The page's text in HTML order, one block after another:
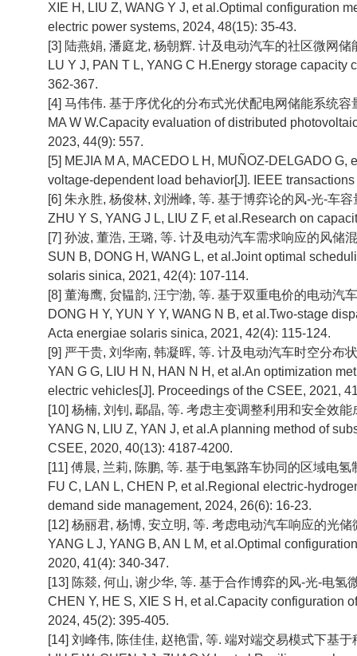
XIE H, LIU Z, WANG Y J, et al.Optimal configuration
electric power systems, 2024, 48(15): 35-43.
[3] 陆燕娟, 潘庭龙, 杨朝辉. 计及电动汽车的社区微网
LU Y J, PAN T L, YANG C H.Energy storage
362-367.
[4] 马伟伟. 基于序优化的分布式光伏配电网储能系统
MA W W.Capacity evaluation of distributed
2023, 44(9): 557.
[5] MEJIA M A, MACEDO L H, MUÑOZ-DELGADO
voltage-dependent load behavior[J]. IEEE
[6] 朱永胜, 杨俊林, 刘洲峰, 等. 基于博弈论的风-光-车
ZHU Y S, YANG J L, LIU Z F, et al.Research on
[7] 孙波, 董浩, 王璐, 等. 计及电动汽车需求响应的风储
SUN B, DONG H, WANG L, et al.Joint optimal
solaris sinica, 2021, 42(4): 107-114.
[8] 董海鹰, 贠韫韵, 汪宁渤, 等. 基于双重电价的电动汽
DONG H Y, YUN Y Y, WANG N B, et al.Two-stage
Acta energiae solaris sinica, 2021, 42(4): 115-124.
[9] 严干贵, 刘华南, 韩凝晖, 等. 计及电动汽车时空分布
YAN G G, LIU H N, HAN N H, et al.An optimization
electric vehicles[J]. Proceedings of the CSEE, 2021,
[10] 杨楠, 刘钊, 鄢晶, 等. 考虑主变调整利用和安全效
YANG N, LIU Z, YAN J, et al.A planning method of
CSEE, 2020, 40(13): 4187-4200.
[11] 傅晨, 兰莉, 陈鹏, 等. 基于电氢路车协同的区域电
FU C, LAN L, CHEN P, et al.Regional electric-
demand side management, 2024, 26(6): 16-23.
[12] 杨丽君, 杨博, 安立明, 等. 考虑电动汽车响应的光
YANG L J, YANG B, AN L M, et al.Optimal
2020, 41(4): 340-347.
[13] 陈燚, 何山, 谢少华, 等. 基于合作博弈的风-光-电
CHEN Y, HE S, XIE S H, et al.Capacity configuration
2024, 45(2): 395-405.
[14] 刘峰伟, 陈佳佳, 赵艳雷, 等. 端对端交易模式下基